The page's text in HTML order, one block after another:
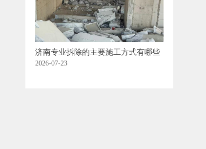
济南专业拆除的主要施工方式有哪些
2026-07-23